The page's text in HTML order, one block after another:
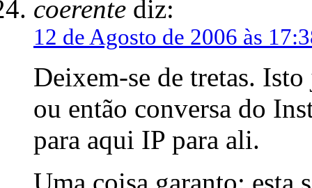
coerente diz:
12 de Agosto de 2006 às
Deixem-se de tretas.
ou então conversa do
para aqui IP para ali.